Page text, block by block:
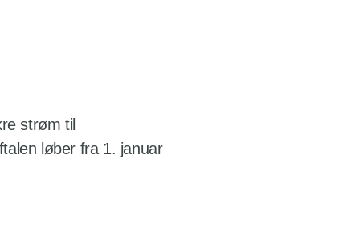
strøm til
løber fra 1. januar